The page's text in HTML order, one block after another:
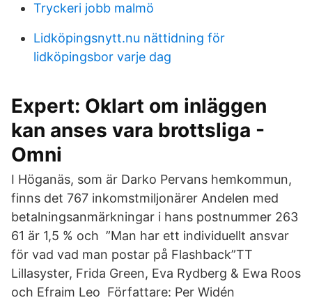
Tryckeri jobb malmö
Lidköpingsnytt.nu nättidning för
lidköpingsbor varje dag
Expert: Oklart om inläggen
kan anses vara brottsliga -
Omni
I Höganäs, som är Darko Pervans hemkommun,
finns det 767 inkomstmiljonärer Andelen med
betalningsanmärkningar i hans postnummer 263
61 är 1,5 % och ”Man har ett individuellt ansvar
för vad vad man postar på Flashback”TT
Lillasyster, Frida Green, Eva Rydberg & Ewa Roos
och Efraim Leo Författare: Per Widén